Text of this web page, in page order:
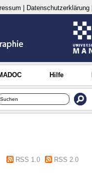
Datenschutzerklärung
Hilfe
RSS 1.0
RSS 2.0